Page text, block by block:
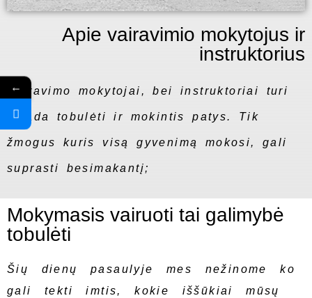
Apie vairavimio mokytojus ir
instruktorius
Vairavimo mokytojai, bei instruktoriai turi
visada tobulėti ir mokintis patys. Tik
žmogus kuris visą gyvenimą mokosi, gali
suprasti besimakantį;
Mokymasis vairuoti tai galimybė
tobulėti
Šių dienų pasaulyje mes nežinome ko
gali tekti imtis, kokie iššūkiai mūsų
←